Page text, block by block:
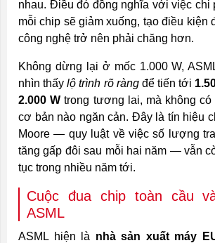
nhau. Điều đó đồng nghĩa với việc chi
mỗi chip sẽ giảm xuống, tạo điều kiện
công nghệ trở nên phải chăng hơn.
Không dừng lại ở mốc 1.000 W,
nhìn thấylộ trình rõ ràngđể tiến tới
2.000 W trong tương lai, mà không có
cơ bản nào ngăn cản. Đây là tín hiệu
Moore — quy luật về việc số lượng
tăng gấp đôi sau mỗi hai năm — vẫn
tục trong nhiều năm tới.
Cuộc đua chip toàn cầu
ASML
ASML hiện là nhà sản xuất máy